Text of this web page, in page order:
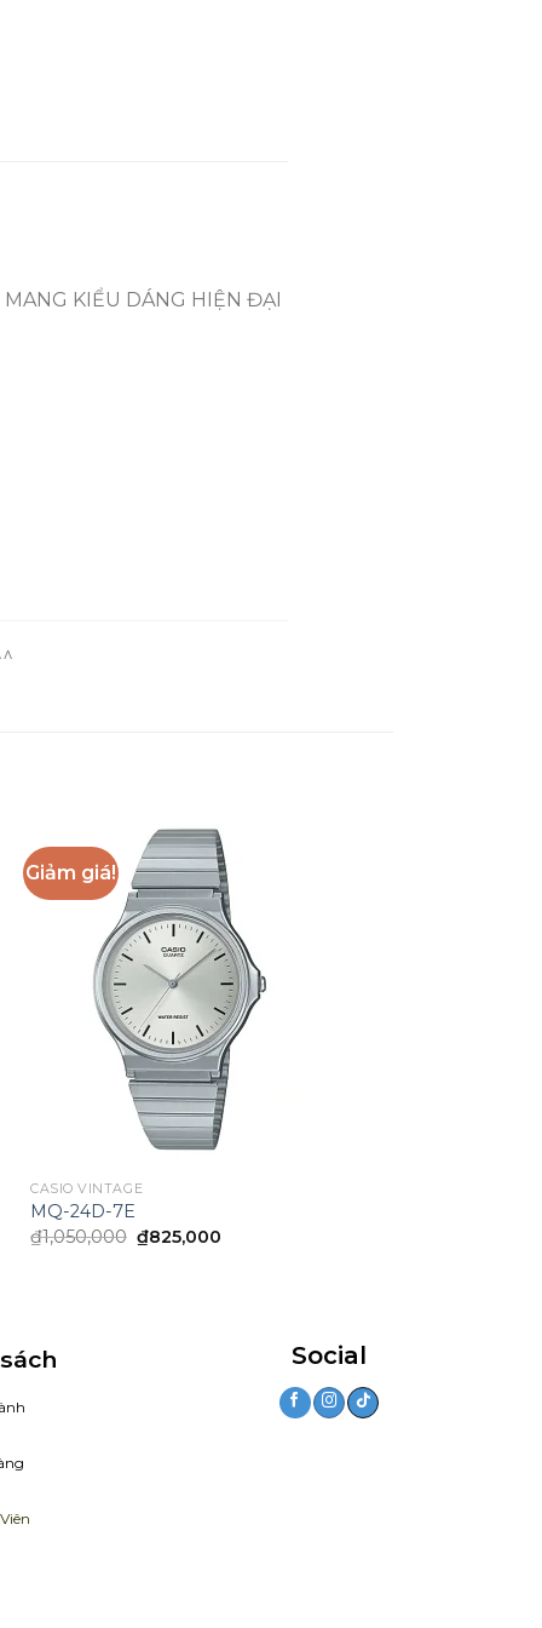
KIỂU DÁNG HIỆN ĐẠI
Giảm giá!
CASIO VINTAGE
MQ-24D-7E
₫1,050,000 Original
price
₫825,000
Social